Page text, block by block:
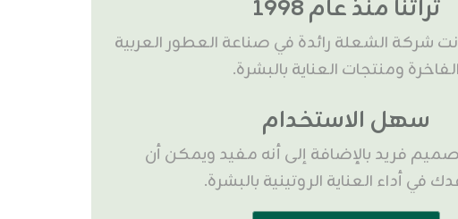
تراثنا منذ عام 1998
1998، كانت شركة الشعلة رائدة في صناعة العطور العربية
الفاخرة ومنتجات العناية بالبشرة.
سهل الاستخدام
فريد بالإضافة إلى أنه مفيد ويمكن أن
في أداء العناية الروتينية بالبشرة.